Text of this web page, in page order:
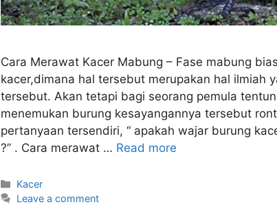
Cara Merawat Kacer Mabung – Fase mabung
kacer,dimana hal tersebut merupakan hal ilmiah
tersebut. Akan tetapi bagi seorang pemula
menemukan burung kesayangannya tersebut
pertanyaan tersendiri, “ apakah wajar burung
?” . Cara merawat … Read more
Categories
Kacer
Leave a comment